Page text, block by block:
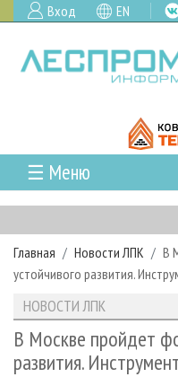
Вход EN
☰ Меню
ГЛАВНАЯ
РУБРИКИ И ТЕМЫ
РУБРИКИ ЖУРНАЛА
ЛЕСОЗАГОТОВКА
ЛЕСОПИЛЕНИЕ
НОВОСТИ
НОВОСТИ ЛПК
НОВОСТИ ЖУРНАЛА
ПРОЕКТЫ ЛПИ
АНАЛИТИКА
ПРЕДПРИЯТИЯ ЛПК
АРХИВ
АРХИВ ЖУРНАЛОВ
О ЖУРНАЛЕ
Главная Новости ЛПК
В
устойчивого развития.
НОВОСТИ ЛПК
В Москве пройдет
развития.